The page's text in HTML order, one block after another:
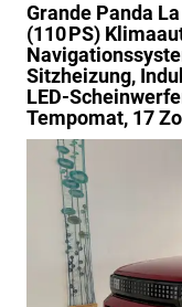
Grande Panda
(110 PS)
Sitzheizung,
LED-
Tempomat, 17